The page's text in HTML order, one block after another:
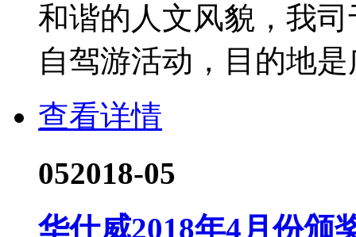
和谐的人文风貌，我
自驾游活动，目的地是
查看详情
052018-05
华仕威2018年4月份颁